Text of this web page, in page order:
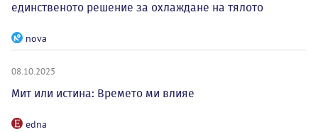
единственото решение за охлаждане на тялото
nova
08.10.2025
Мит или истина: Времето ми влияе
edna